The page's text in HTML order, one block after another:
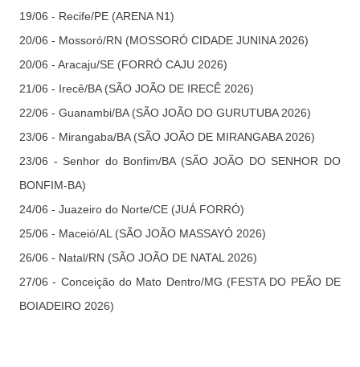
19/06 - Recife/PE (ARENA N1)
20/06 - Mossoró/RN (MOSSORÓ CIDADE JUNINA 2026)
20/06 - Aracaju/SE (FORRÓ CAJU 2026)
21/06 - Irecê/BA (SÃO JOÃO DE IRECÊ 2026)
22/06 - Guanambi/BA (SÃO JOÃO DO GURUTUBA 2026)
23/06 - Mirangaba/BA (SÃO JOÃO DE MIRANGABA 2026)
23/06 - Senhor do Bonfim/BA (SÃO JOÃO DO SENHOR DO
BONFIM-BA)
24/06 - Juazeiro do Norte/CE (JUÁ FORRÓ)
25/06 - Maceió/AL (SÃO JOÃO MASSAYÓ 2026)
26/06 - Natal/RN (SÃO JOÃO DE NATAL 2026)
27/06 - Conceição do Mato Dentro/MG (FESTA DO PEÃO DE
BOIADEIRO 2026)